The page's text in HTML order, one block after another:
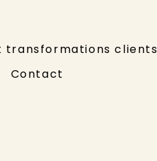
transformations clients
Contact